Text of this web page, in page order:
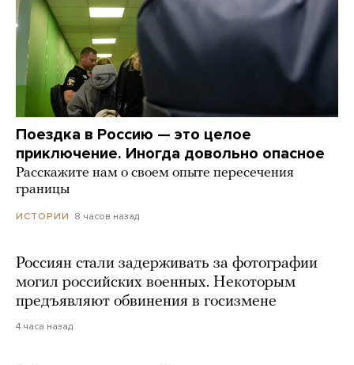
Поездка в Россию — это целое
приключение. Иногда довольно опасное
Расскажите нам о своем опыте пересечения
границы
ИСТОРИИ 8 часов назад
Россиян стали задерживать за фотографии
могил российских военных. Некоторым
предъявляют обвинения в госизмене
4 часа назад